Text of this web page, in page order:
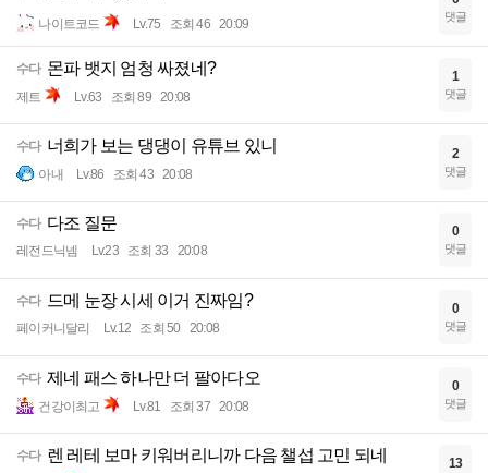
나이트코드 Lv.75 조회 46 20:09 댓글
수다 몬파 뱃지 엄청 싸졌네?
제트 Lv.63 조회 89 20:08
1
댓글
수다 너희가 보는 댕댕이 유튜브 있니
아내 Lv.86 조회 43 20:08
2
댓글
수다 다조 질문
레전드닉넴 Lv.23 조회 33 20:08
0
댓글
수다 드메 눈장 시세 이거 진짜임?
페이커니달리 Lv.12 조회 50 20:08
0
댓글
수다 제네 패스 하나만 더 팔아다오
건강이최고 Lv.81 조회 37 20:08
0
댓글
수다 렌 레테 보마 키워버리니까 다음 챌섭 고민 되네 13